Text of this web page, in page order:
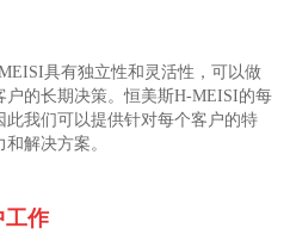
具有独立性和灵活性，可以做
户的长期决策。恒美斯H-MEISI的每
我们可以提供针对每个客户的特
解决方案。
工作